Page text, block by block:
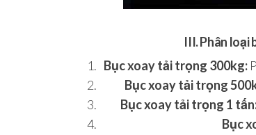
III. Phân
Bục xoay tải trọng 300kg:
Bục xoay tải trọng
Bục xoay tải trọng 1
Bục